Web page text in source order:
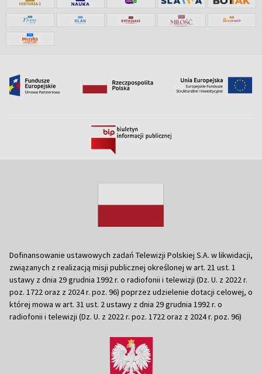
Dofinansowanie ustawowych zadań Telewizji Polskiej S.A. w likwidacji,
związanych z realizacją misji publicznej określonej w art. 21 ust. 1
ustawy z dnia 29 grudnia 1992 r. o radiofonii i telewizji (Dz. U. z 2022 r.
poz. 1722 oraz z 2024 r. poz. 96) poprzez udzielenie dotacji celowej, o
której mowa w art. 31 ust. 2 ustawy z dnia 29 grudnia 1992 r. o
radiofonii i telewizji (Dz. U. z 2022 r. poz. 1722 oraz z 2024 r. poz. 96)